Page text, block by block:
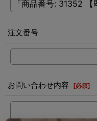
注文番号
お問い合わせ内容 [必須]